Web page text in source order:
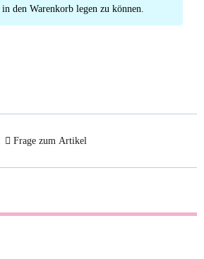
den Warenkorb legen zu können.
Frage zum Artikel